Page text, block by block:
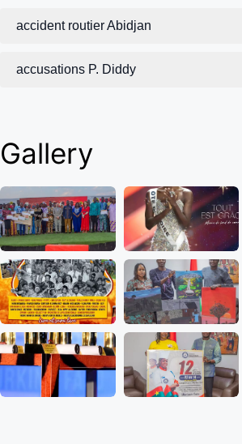
accident routier Abidjan
accusations P. Diddy
Gallery